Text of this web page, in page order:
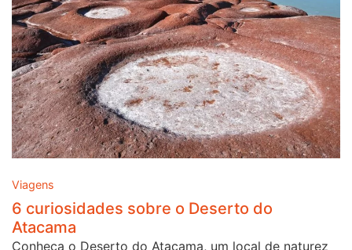
Viagens
6 curiosidades sobre o Deserto do
Atacama
Conheça o Deserto do Atacama, um local de naturez